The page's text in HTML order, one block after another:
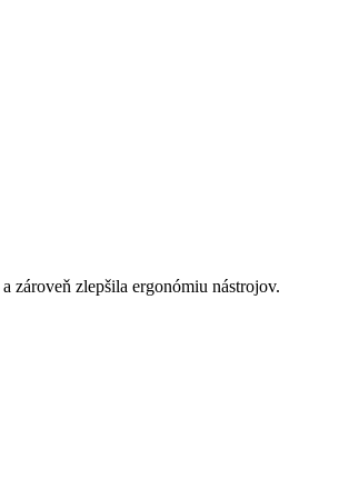
zároveň zlepšila ergonómiu nástrojov.